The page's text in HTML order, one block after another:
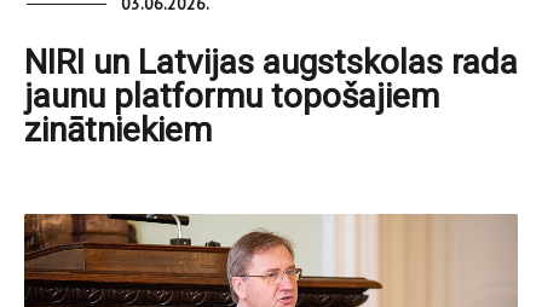
NIRI un Latvijas augstskolas rada
jaunu platformu topošajiem
zinātniekiem